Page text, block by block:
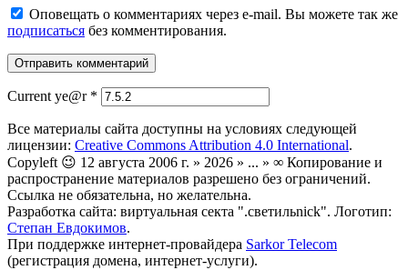
Оповещать о комментариях через e-mail. Вы можете так же
подписаться без комментирования.
Current ye@r *
Все материалы сайта доступны на условиях следующей
лицензии: Creative Commons Attribution 4.0 International.
Copyleft 😉 12 августа 2006 г. » 2026 » ... » ∞ Копирование и
распространение материалов разрешено без ограничений.
Ссылка не обязательна, но желательна.
Разработка сайта: виртуальная секта ".светильnick". Логотип:
Степан Евдокимов.
При поддержке интернет-провайдера Sarkor Telecom
(регистрация домена, интернет-услуги).